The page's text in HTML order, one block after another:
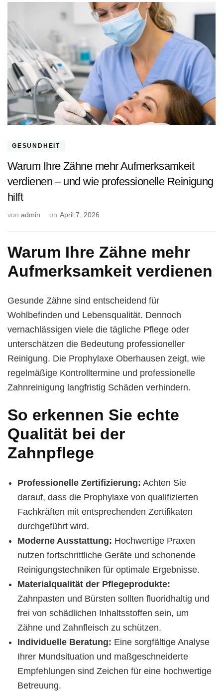
GESUNDHEIT
Warum Ihre Zähne mehr Aufmerksamkeit
verdienen – und wie professionelle Reinigung
hilft
von admin on April 7, 2026
Warum Ihre Zähne mehr
Aufmerksamkeit verdienen
Gesunde Zähne sind entscheidend für
Wohlbefinden und Lebensqualität. Dennoch
vernachlässigen viele die tägliche Pflege oder
unterschätzen die Bedeutung professioneller
Reinigung. Die Prophylaxe Oberhausen zeigt, wie
regelmäßige Kontrolltermine und professionelle
Zahnreinigung langfristig Schäden verhindern.
So erkennen Sie echte
Qualität bei der
Zahnpflege
Professionelle Zertifizierung: Achten Sie
darauf, dass die Prophylaxe von qualifizierten
Fachkräften mit entsprechenden Zertifikaten
durchgeführt wird.
Moderne Ausstattung: Hochwertige Praxen
nutzen fortschrittliche Geräte und schonende
Reinigungstechniken für optimale Ergebnisse.
Materialqualität der Pflegeprodukte:
Zahnpasten und Bürsten sollten fluoridhaltig und
frei von schädlichen Inhaltsstoffen sein, um
Zähne und Zahnfleisch zu schützen.
Individuelle Beratung: Eine sorgfältige Analyse
Ihrer Mundsituation und maßgeschneiderte
Empfehlungen sind Zeichen für eine hochwertige
Betreuung.